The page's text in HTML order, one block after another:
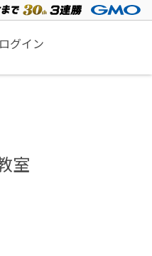
ログイン
室